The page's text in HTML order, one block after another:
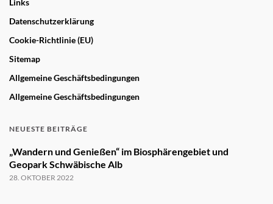
Datenschutzerklärung
Cookie-Richtlinie (EU)
Sitemap
Allgemeine Geschäftsbedingungen
Allgemeine Geschäftsbedingungen
NEUESTE BEITRÄGE
„Wandern und Genießen“ im Biosphärengebiet und
Geopark Schwäbische Alb
28. OKTOBER 2022